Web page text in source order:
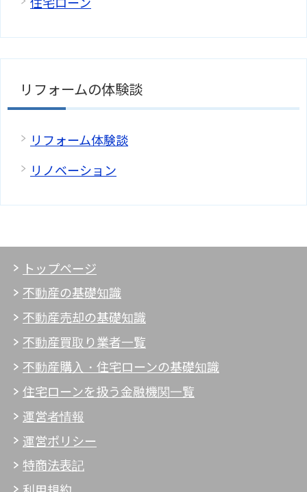
住宅ローン
リフォームの体験談
リフォーム体験談
リノベーション
トップページ
不動産の基礎知識
不動産売却の基礎知識
不動産買取り業者一覧
不動産購入・住宅ローンの基礎知識
住宅ローンを扱う金融機関一覧
運営者情報
運営ポリシー
特商法表記